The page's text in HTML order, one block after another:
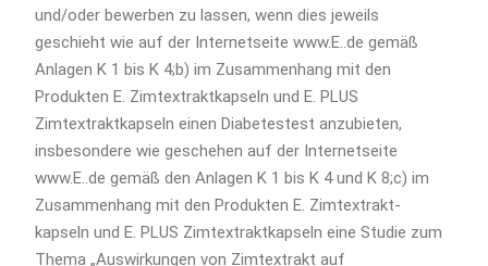
und/oder bewerben zu lassen, wenn dies jeweils
geschieht wie auf der Internetseite www.E..de gemäß
Anlagen K 1 bis K 4;b) im Zusammenhang mit den
Produkten E. Zimtextraktkapseln und E. PLUS
Zimtextraktkapseln einen Diabetestest anzubieten,
insbesondere wie geschehen auf der Internetseite
www.E..de gemäß den Anlagen K 1 bis K 4 und K 8;c) im
Zusammenhang mit den Produkten E. Zimtextrakt-
kapseln und E. PLUS Zimtextraktkapseln eine Studie zum
Thema „Auswirkungen von Zimtextrakt auf